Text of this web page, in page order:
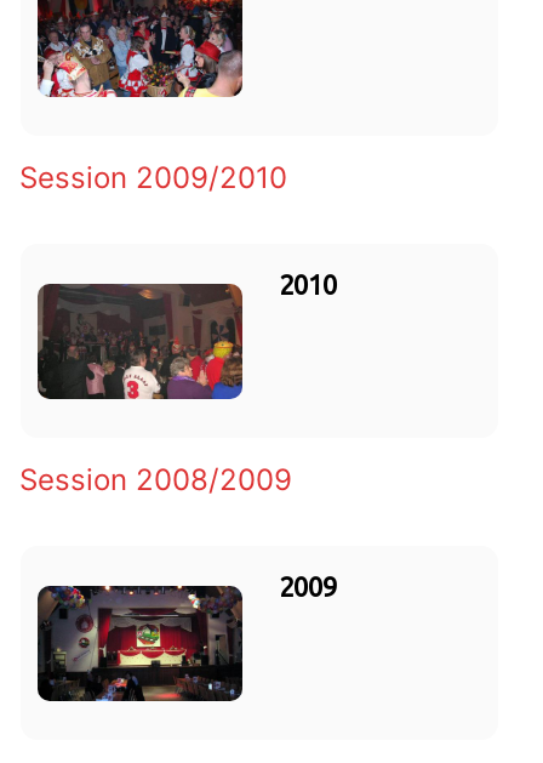
Session 2009/2010
2010
Session 2008/2009
2009